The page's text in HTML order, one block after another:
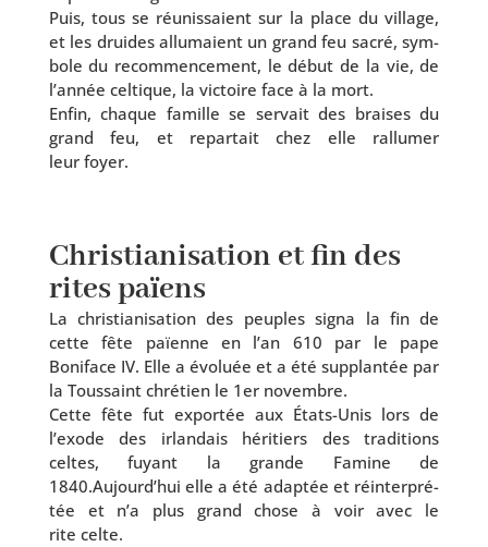
Puis, tous se réunis­saient sur la place du vil­lage,
et les druides allu­maient un grand feu sacré, sym­
bole du recom­men­ce­ment, le début de la vie, de
l’an­née cel­tique, la vic­toire face à la mort.
Enfin, chaque famille se ser­vait des braises du
grand feu, et repar­tait chez elle ral­lu­mer
leur foyer.
Christianisation et fin des
rites païens
La chris­tia­ni­sa­tion des peuples signa la fin de
cette fête païenne en l’an 610 par le pape
Boniface IV. Elle a évo­luée et a été sup­plan­tée par
la Toussaint chré­tien le 1er novembre.
Cette fête fut expor­tée aux États-Unis lors de
l’exode des irlan­dais héri­tiers des tra­di­tions
celtes, fuyant la grande Famine de
1840.Aujourd’hui elle a été adap­tée et réin­ter­pré­
tée et n’a plus grand chose à voir avec le
rite celte.